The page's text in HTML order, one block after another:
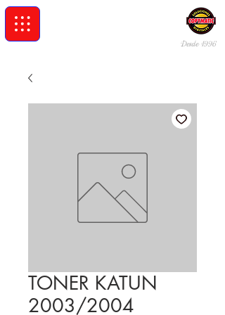
Desde 1996
TONER KATUN
2003/2004